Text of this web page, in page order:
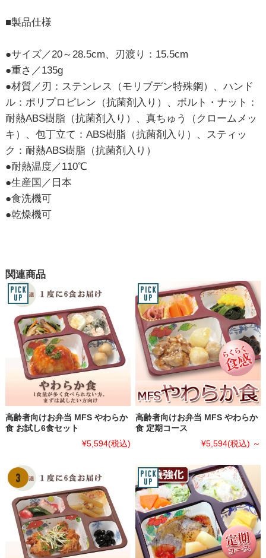
■製品仕様
●サイズ／20～28.5cm、刃渡り：15.5cm
●重さ／135g
●材質／刃：ステンレス（モリブデン特殊鋼）、ハンド
ル：ポリプロピレン（抗菌剤入り）、ボルト・ナット：
耐熱ABS樹脂（抗菌剤入り）、真ちゅう（クロームメッ
キ）、包丁立て：ABS樹脂（抗菌剤入り）、スティッ
ク：耐熱ABS樹脂（抗菌剤入り）
●耐熱温度／110℃
●生産国／日本
●食洗機可
●乾燥機可
関連商品
高齢者向けお弁当 MFS やわらか
食 お試し6食セット
¥5,594(税込)
高齢者向けお弁当 MFS やわらか
食 定期コース
¥5,594(税込) ～